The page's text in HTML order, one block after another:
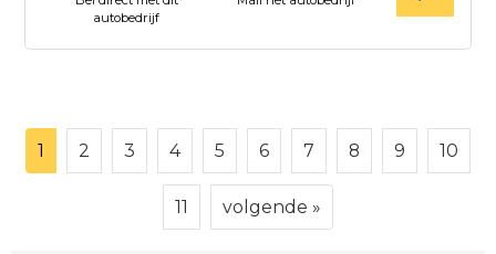
autobedrijf
1 2 3 4 5 6 7 8 9 10
11 volgende »